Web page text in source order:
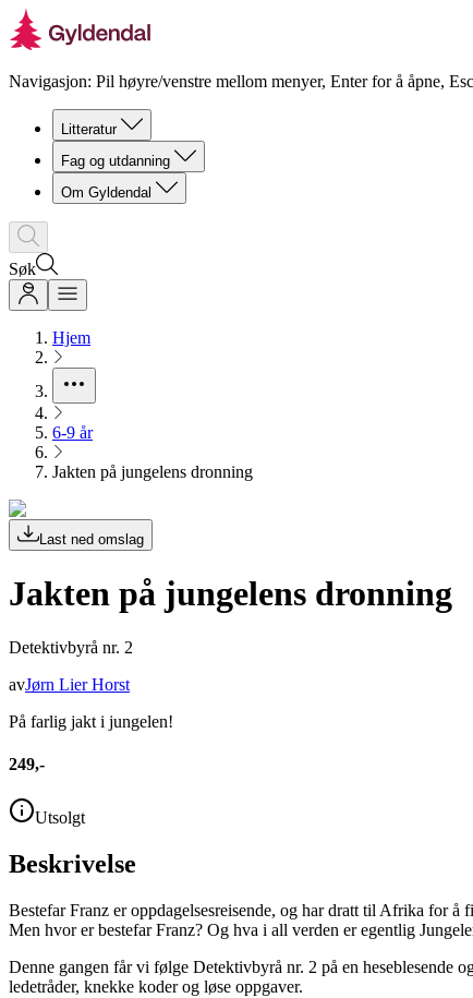
Navigasjon: Pil høyre/venstre mellom menyer, Enter for å åpne,
Litteratur
Fag og utdanning
Om Gyldendal
Søk
Hjem
6-9 år
Jakten på jungelens dronning
Last ned omslag
Jakten på jungelens dronning
Detektivbyrå nr. 2
avJørn Lier Horst
På farlig jakt i jungelen!
249,-
Utsolgt
Beskrivelse
Bestefar Franz er oppdagelsesreisende, og har dratt til Afrika for
Men hvor er bestefar Franz? Og hva i all verden er egentlig
Denne gangen får vi følge Detektivbyrå nr. 2 på en heseblesende
ledetråder, knekke koder og løse oppgaver.